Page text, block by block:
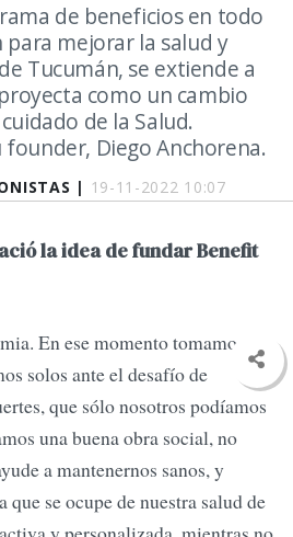
| 19-11-2022 10:07
de beneficios en todo
para mejorar la salud y
Tucumán, se extiende a
como un cambio
de la Salud.
founder, Diego Anchorena.
la idea de fundar Benefit
En ese momento tomamos
solos ante el desafío de
que sólo nosotros podíamos
una buena obra social, no
a mantenernos sanos, y
que se ocupe de nuestra salud de